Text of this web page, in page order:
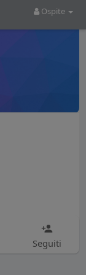
Ospite
Seguiti